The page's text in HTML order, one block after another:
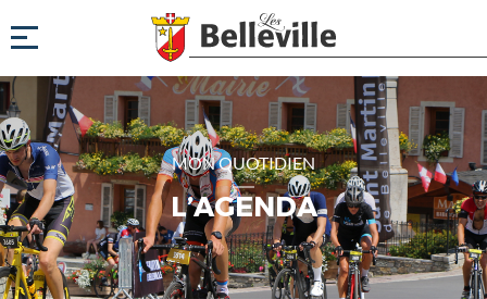
MON QUOTIDIEN
L’AGENDA